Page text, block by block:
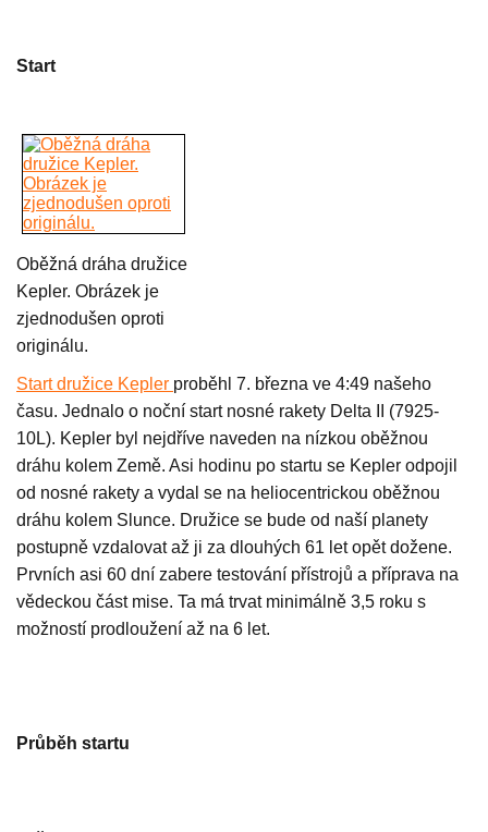
Start
Oběžná dráha družice
Kepler. Obrázek je
zjednodušen oproti
originálu.
Start družice Kepler proběhl 7. března ve 4:49 našeho
času. Jednalo o noční start nosné rakety Delta II (7925-
10L). Kepler byl nejdříve naveden na nízkou oběžnou
dráhu kolem Země. Asi hodinu po startu se Kepler odpojil
od nosné rakety a vydal se na heliocentrickou oběžnou
dráhu kolem Slunce. Družice se bude od naší planety
postupně vzdalovat až ji za dlouhých 61 let opět dožene.
Prvních asi 60 dní zabere testování přístrojů a příprava na
vědeckou část mise. Ta má trvat minimálně 3,5 roku s
možností prodloužení až na 6 let.
Průběh startu